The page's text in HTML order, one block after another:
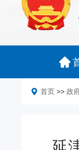
首页 >> 政